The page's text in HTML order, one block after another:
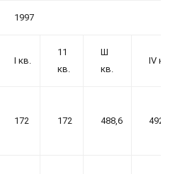
1997
I кв.
11
кв.
Ш
кв.
IV кв.
172 172 488,6 492,8